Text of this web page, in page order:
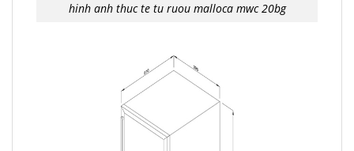
hinh anh thuc te tu ruou malloca mwc 20bg